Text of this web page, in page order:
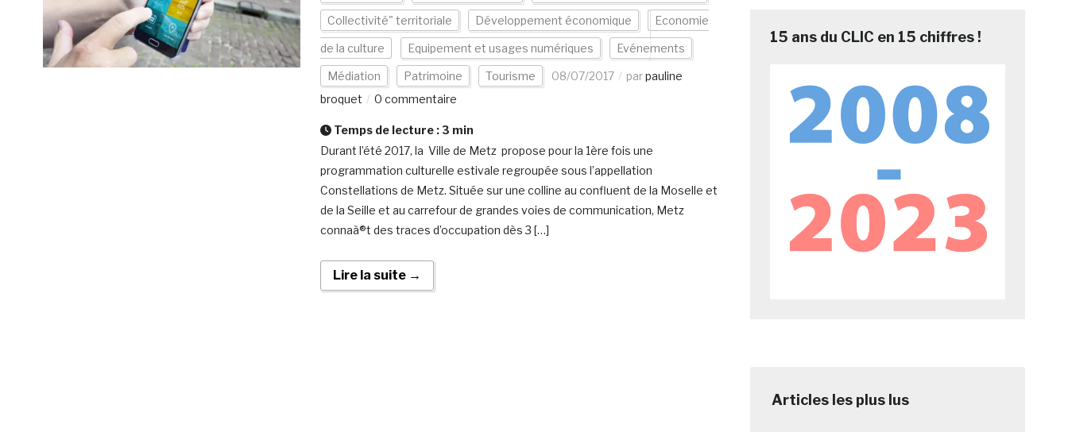
Collectivité" territoriale Développement économique Economie
de la culture Equipement et usages numériques Evénements
Médiation Patrimoine Tourisme 08/07/2017 parpauline
broquet
0 commentaire
Temps de lecture : 3 min
Durant l’été 2017, la Ville de Metz propose pour la 1ère fois une
programmation culturelle estivale regroupée sous l’appellation
Constellations de Metz. Située sur une colline au confluent de la Moselle et
de la Seille et au carrefour de grandes voies de communication, Metz
connaà®t des traces d’occupation dès 3 […]
Lire la suite →
15 ans du CLIC en 15 chiffres !